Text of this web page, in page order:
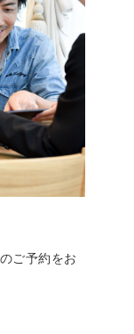
ご予約をお